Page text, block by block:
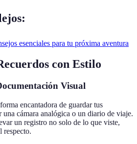
esenciales para tu próxima aventura
con Estilo
Visual
encantadora de guardar tus
una cámara analógica o un diario de viaje.
un registro no solo de lo que viste,
respecto.